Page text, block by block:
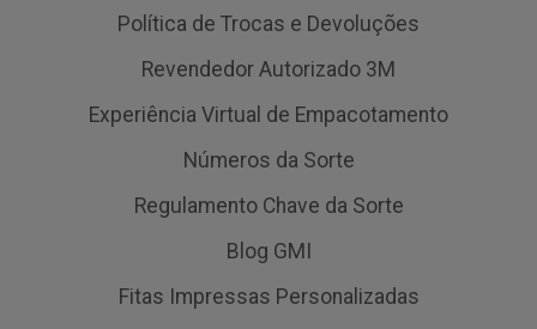
Política de Trocas e Devoluções
Revendedor Autorizado 3M
Experiência Virtual de Empacotamento
Números da Sorte
Regulamento Chave da Sorte
Blog GMI
Fitas Impressas Personalizadas